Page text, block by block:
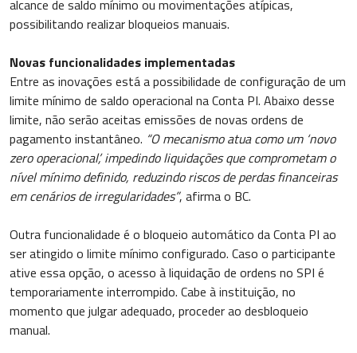
alcance de saldo mínimo ou movimentações atípicas,
possibilitando realizar bloqueios manuais.
Novas funcionalidades implementadas
Entre as inovações está a possibilidade de configuração de um
limite mínimo de saldo operacional na Conta PI. Abaixo desse
limite, não serão aceitas emissões de novas ordens de
pagamento instantâneo. “O mecanismo atua como um ‘novo
zero operacional’, impedindo liquidações que comprometam o
nível mínimo definido, reduzindo riscos de perdas financeiras
em cenários de irregularidades”, afirma o BC.
Outra funcionalidade é o bloqueio automático da Conta PI ao
ser atingido o limite mínimo configurado. Caso o participante
ative essa opção, o acesso à liquidação de ordens no SPI é
temporariamente interrompido. Cabe à instituição, no
momento que julgar adequado, proceder ao desbloqueio
manual.